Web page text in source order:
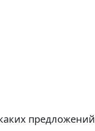
предложений